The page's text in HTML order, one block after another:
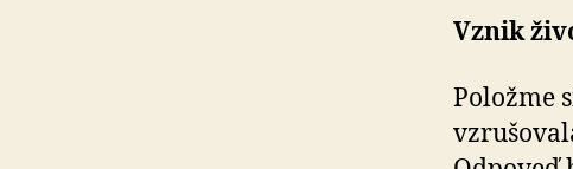
Vznik
Položme